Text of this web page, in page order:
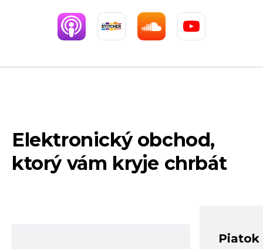
Elektronický obchod,
ktorý vám kryje chrbát
Piatok